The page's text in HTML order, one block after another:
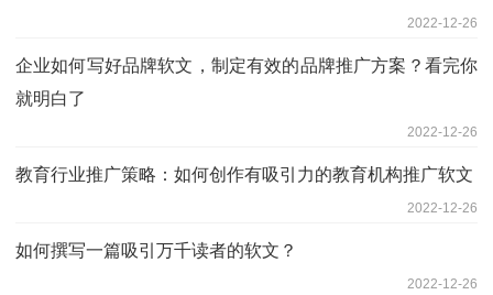
2022-12-26
企业如何写好品牌软文，制定有效的品牌推广方案？看完你
就明白了
2022-12-26
教育行业推广策略：如何创作有吸引力的教育机构推广软文
2022-12-26
如何撰写一篇吸引万千读者的软文？
2022-12-26